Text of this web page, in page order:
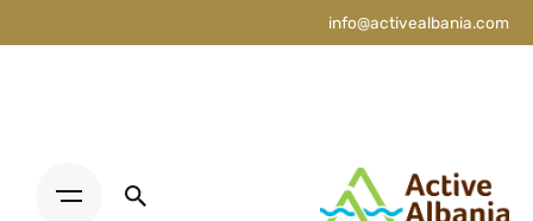
info@activealbania.com